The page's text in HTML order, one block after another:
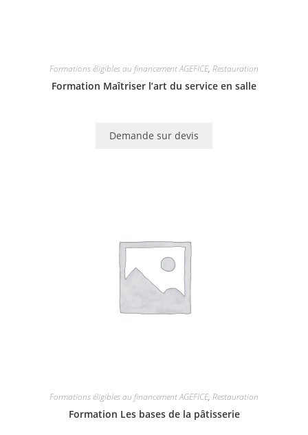
Formations éligibles au financement AGEFICE, Restauration
Formation Maîtriser l’art du service en salle
Demande sur devis
Formations éligibles au financement AGEFICE, Restauration
Formation Les bases de la pâtisserie